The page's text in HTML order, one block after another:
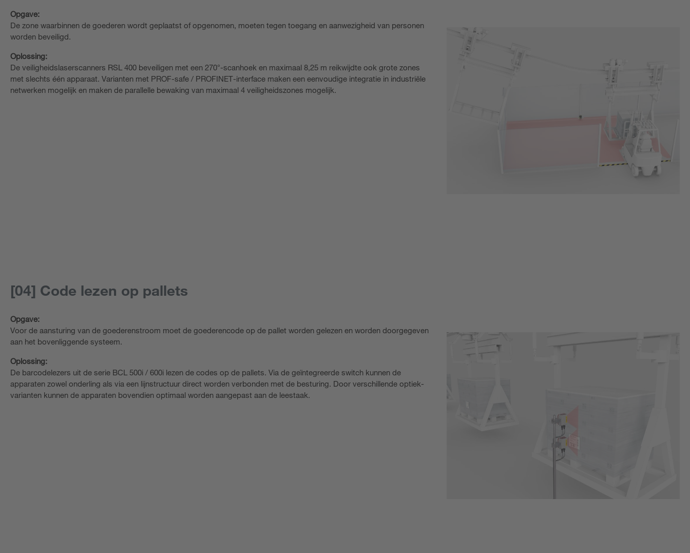
Opgave:
De zone waarbinnen de goederen wordt geplaatst of opgenomen, moeten tegen toegang en aanwezigheid van personen
worden beveiligd.
Oplossing:
De veiligheidslaserscanners RSL 400 beveiligen met een 270°-scanhoek en maximaal 8,25 m reikwijdte ook grote zones
met slechts één apparaat. Varianten met PROF-safe / PROFINET-interface maken een eenvoudige integratie in industriële
netwerken mogelijk en maken de parallelle bewaking van maximaal 4 veiligheidszones mogelijk.
[04] Code lezen op pallets
Opgave:
Voor de aansturing van de goederenstroom moet de goederencode op de pallet worden gelezen en worden doorgegeven
aan het bovenliggende systeem.
Oplossing:
De barcodelezers uit de serie BCL 500i / 600i lezen de codes op de pallets. Via de geïntegreerde switch kunnen de
apparaten zowel onderling als via een lijnstructuur direct worden verbonden met de besturing. Door verschillende optiek-
varianten kunnen de apparaten bovendien optimaal worden aangepast aan de leestaak.